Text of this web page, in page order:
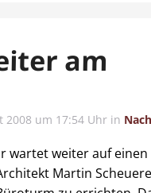
am
2008 um 17:54 Uhr in
wartet weiter auf
Martin